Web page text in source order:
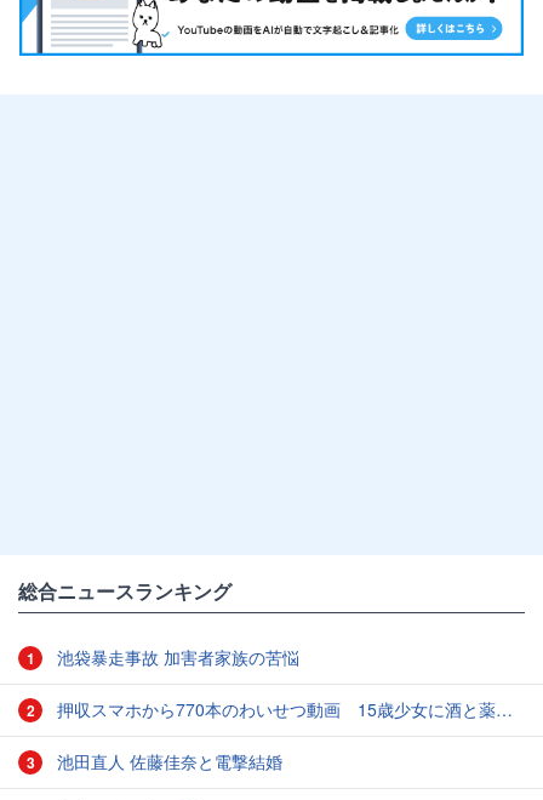
総合ニュースランキング
1 池袋暴走事故 加害者家族の苦悩
2 押収スマホから770本のわいせつ動画 15歳少女に酒と薬飲ませ性的暴行か 54歳男を再逮捕 「薬もありますよ」とSNSで誘い出し
3 池田直人 佐藤佳奈と電撃結婚